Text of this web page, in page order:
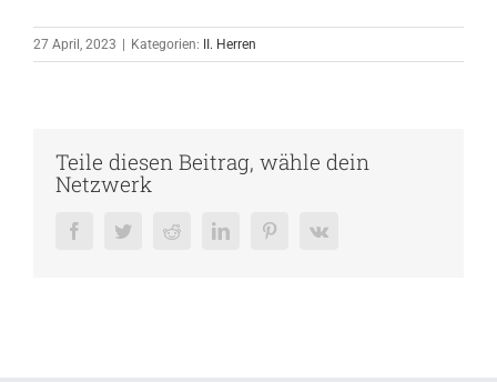
27 April, 2023 | Kategorien: II. Herren
Teile diesen Beitrag, wähle dein
Netzwerk
FacebookTwitterRedditLinkedInPinterestVk